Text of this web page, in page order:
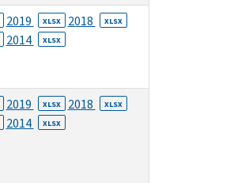
2019 XLSX 2018 XLSX
2014 XLSX
2019 XLSX 2018 XLSX
2014 XLSX